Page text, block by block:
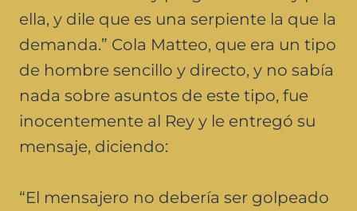
ella, y dile que es una serpiente la que la
demanda.” Cola Matteo, que era un tipo
de hombre sencillo y directo, y no sabía
nada sobre asuntos de este tipo, fue
inocentemente al Rey y le entregó su
mensaje, diciendo:
“El mensajero no debería ser golpeado